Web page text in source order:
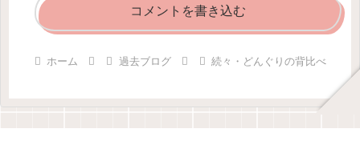
コメントを書き込む
ホーム 過去ブログ 続々・どんぐりの背比べ